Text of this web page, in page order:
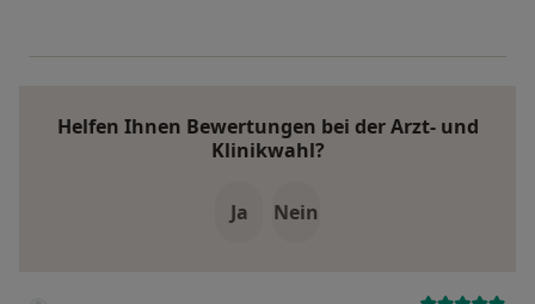
Helfen Ihnen Bewertungen bei der Arzt- und
Klinikwahl?
Ja Nein